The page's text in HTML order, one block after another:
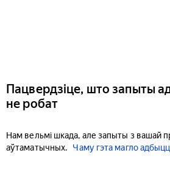
Пацвердзіце, што запыты
не робат
Нам вельмі шкада, але запыты з вашай
аўтаматычных.
Чаму гэта магло